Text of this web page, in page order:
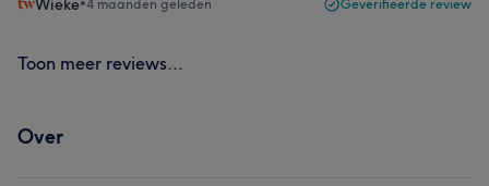
Wieke•4 maanden geleden Geverifieerde review
Toon meer reviews...
Over